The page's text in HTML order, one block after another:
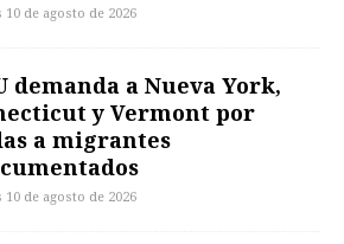
10 de agosto de 2026
demanda a Nueva York,
y Vermont por
a migrantes
10 de agosto de 2026